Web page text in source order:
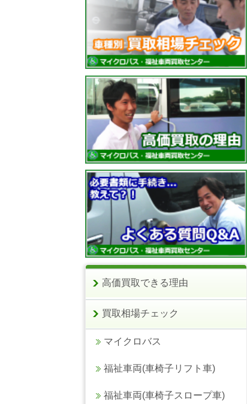
高価買取できる理由
買取相場チェック
マイクロバス
福祉車両(車椅子リフト車)
福祉車両(車椅子スロープ車)